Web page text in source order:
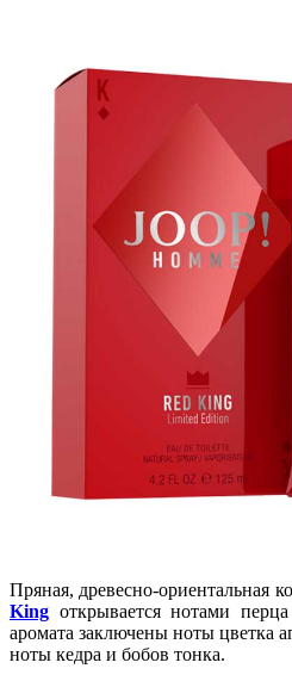
Пряная, древесно-ориентальная
King открывается нотами
аромата заключены ноты цветка
ноты кедра и бобов тонка.